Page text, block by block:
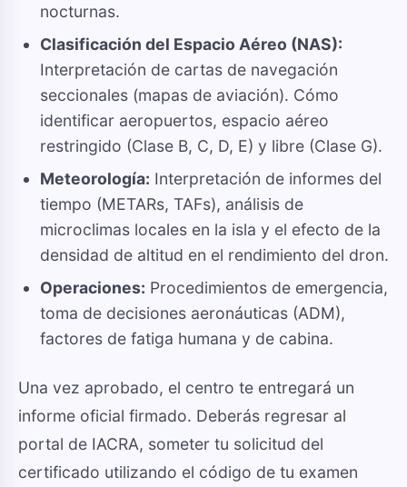
nocturnas.
Clasificación del Espacio Aéreo (NAS):
Interpretación de cartas de navegación
seccionales (mapas de aviación). Cómo
identificar aeropuertos, espacio aéreo
restringido (Clase B, C, D, E) y libre (Clase G).
Meteorología: Interpretación de informes del
tiempo (METARs, TAFs), análisis de
microclimas locales en la isla y el efecto de la
densidad de altitud en el rendimiento del dron.
Operaciones: Procedimientos de emergencia,
toma de decisiones aeronáuticas (ADM),
factores de fatiga humana y de cabina.
Una vez aprobado, el centro te entregará un
informe oficial firmado. Deberás regresar al
portal de IACRA, someter tu solicitud del
certificado utilizando el código de tu examen